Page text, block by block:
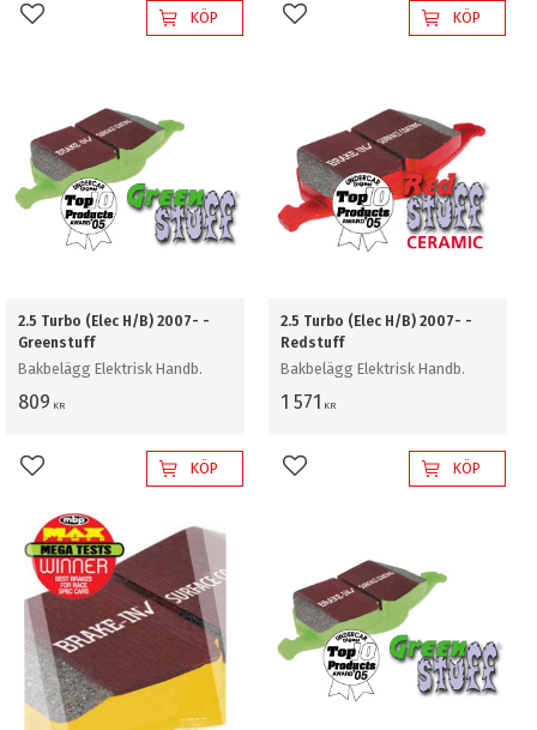
Lägg till i favoriterKÖP Lägg till i favoriterKÖP
2.5 Turbo (Elec H/B) 2007- -
Greenstuff
Bakbelägg Elektrisk Handb.
809 KR
Lägg till i favoriterKÖP
2.5 Turbo (Elec H/B) 2007- -
Redstuff
Bakbelägg Elektrisk Handb.
1 571 KR
Lägg till i favoriterKÖP